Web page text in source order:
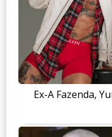
Ex-A Fazenda,